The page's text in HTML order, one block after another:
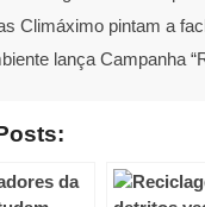
Climáximo pintam a
lança Campanha